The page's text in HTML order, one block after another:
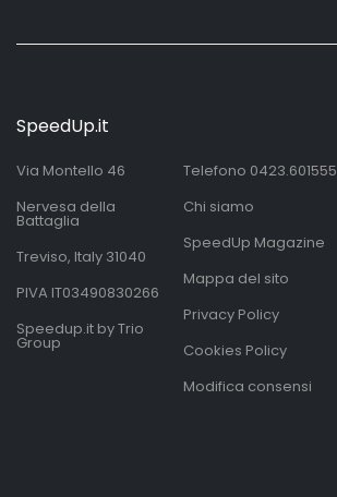
SpeedUp.it
Via Montello 46
Nervesa della
Battaglia
Treviso, Italy 31040
PIVA IT03490830266
Speedup.it by Trio
Group
Telefono 0423.601555
Chi siamo
SpeedUp Magazine
Mappa del sito
Privacy Policy
Cookies Policy
Modifica consensi